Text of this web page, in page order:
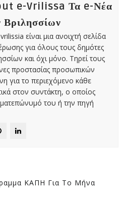
e-Vrilissa Τα e-Νέα
Βριλησσίων
είναι μια ανοιχτή σελίδα
για όλους τους δημότες
και όχι μόνο. Τηρεί τους
προστασίας προσωπικών
για το περιεχόμενο κάθε
στον συντάκτη, ο οποίος
του ή την πηγή
ΚΑΠΗ Για Το Μήνα